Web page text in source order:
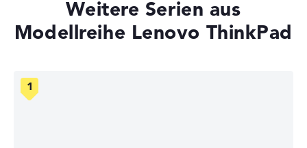
Weitere Serien aus
Modellreihe Lenovo ThinkPad